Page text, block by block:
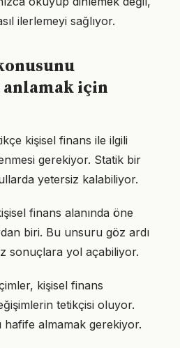
ilerlemeyi sağlıyor.
için
kişisel finans ile ilgili
gerekiyor. Statik bir
yetersiz kalabiliyor.
finans alanında öne
biri. Bu unsuru göz ardı
sonuçlara yol açabiliyor.
kişisel finans
tetikçisi oluyor.
hafife almamak gerekiyor.